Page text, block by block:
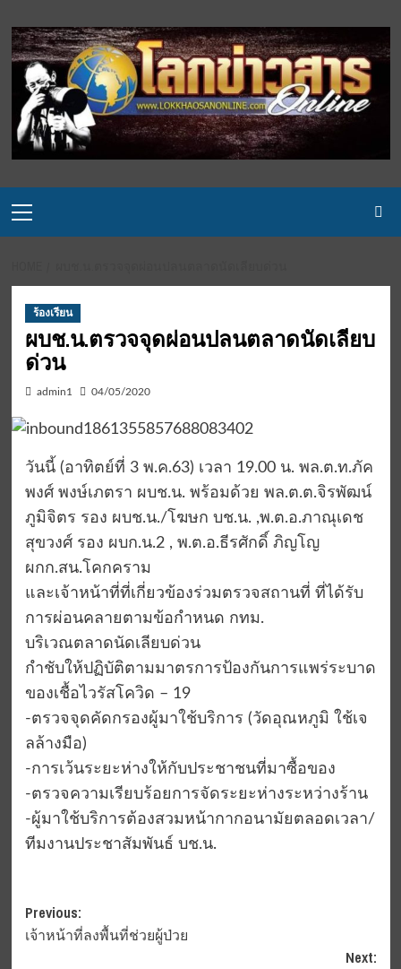
to
content
Menu
ร้องเรียน
ผบช.น.ตรวจจุดผ่อนปลนตลาดนัดเลียบ
ด่วน
admin1 04/05/2020
วันนี้ (อาทิตย์ที่ 3 พ.ค.63) เวลา 19.00 น. พล.ต.ท.ภัค
พงศ์ พงษ์เภตรา ผบช.น. พร้อมด้วย พล.ต.ต.จิรพัฒน์
ภูมิจิตร รอง ผบช.น./โฆษก บช.น. ,พ.ต.อ.ภาณุเดช
สุขวงศ์ รอง ผบก.น.2 , พ.ต.อ.ธีรศักดิ์ ภิญโญ
ผกก.สน.โคกคราม
และเจ้าหน้าที่ที่เกี่ยวข้องร่วมตรวจสถานที่ ที่ได้รับ
การผ่อนคลายตามข้อกำหนด กทม.
บริเวณตลาดนัดเลียบด่วน
กำชับให้ปฏิบัติตามมาตรการป้องกันการแพร่ระบาด
ของเชื้อไวรัสโควิด – 19
-ตรวจจุดคัดกรองผู้มาใช้บริการ (วัดอุณหภูมิ ใช้เจ
ลล้างมือ)
-การเว้นระยะห่างให้กับประชาชนที่มาซื้อของ
-ตรวจความเรียบร้อยการจัดระยะห่างระหว่างร้าน
-ผู้มาใช้บริการต้องสวมหน้ากากอนามัยตลอดเวลา/
ทีมงานประชาสัมพันธ์ บช.น.
Post
navigation
Previous:
เจ้าหน้าที่ลงพื้นที่ช่วยผู้ป่วย
Next: